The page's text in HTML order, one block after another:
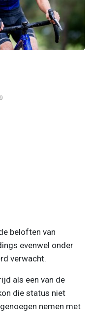
beloften van
evenwel onder
verwacht.
als een van de
die status niet
nemen met